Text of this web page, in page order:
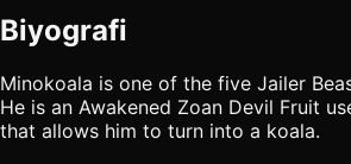
Biyografi
Minokoala is one of the five Jailer
He is an Awakened Zoan Devil Fruit
that allows him to turn into a koala.